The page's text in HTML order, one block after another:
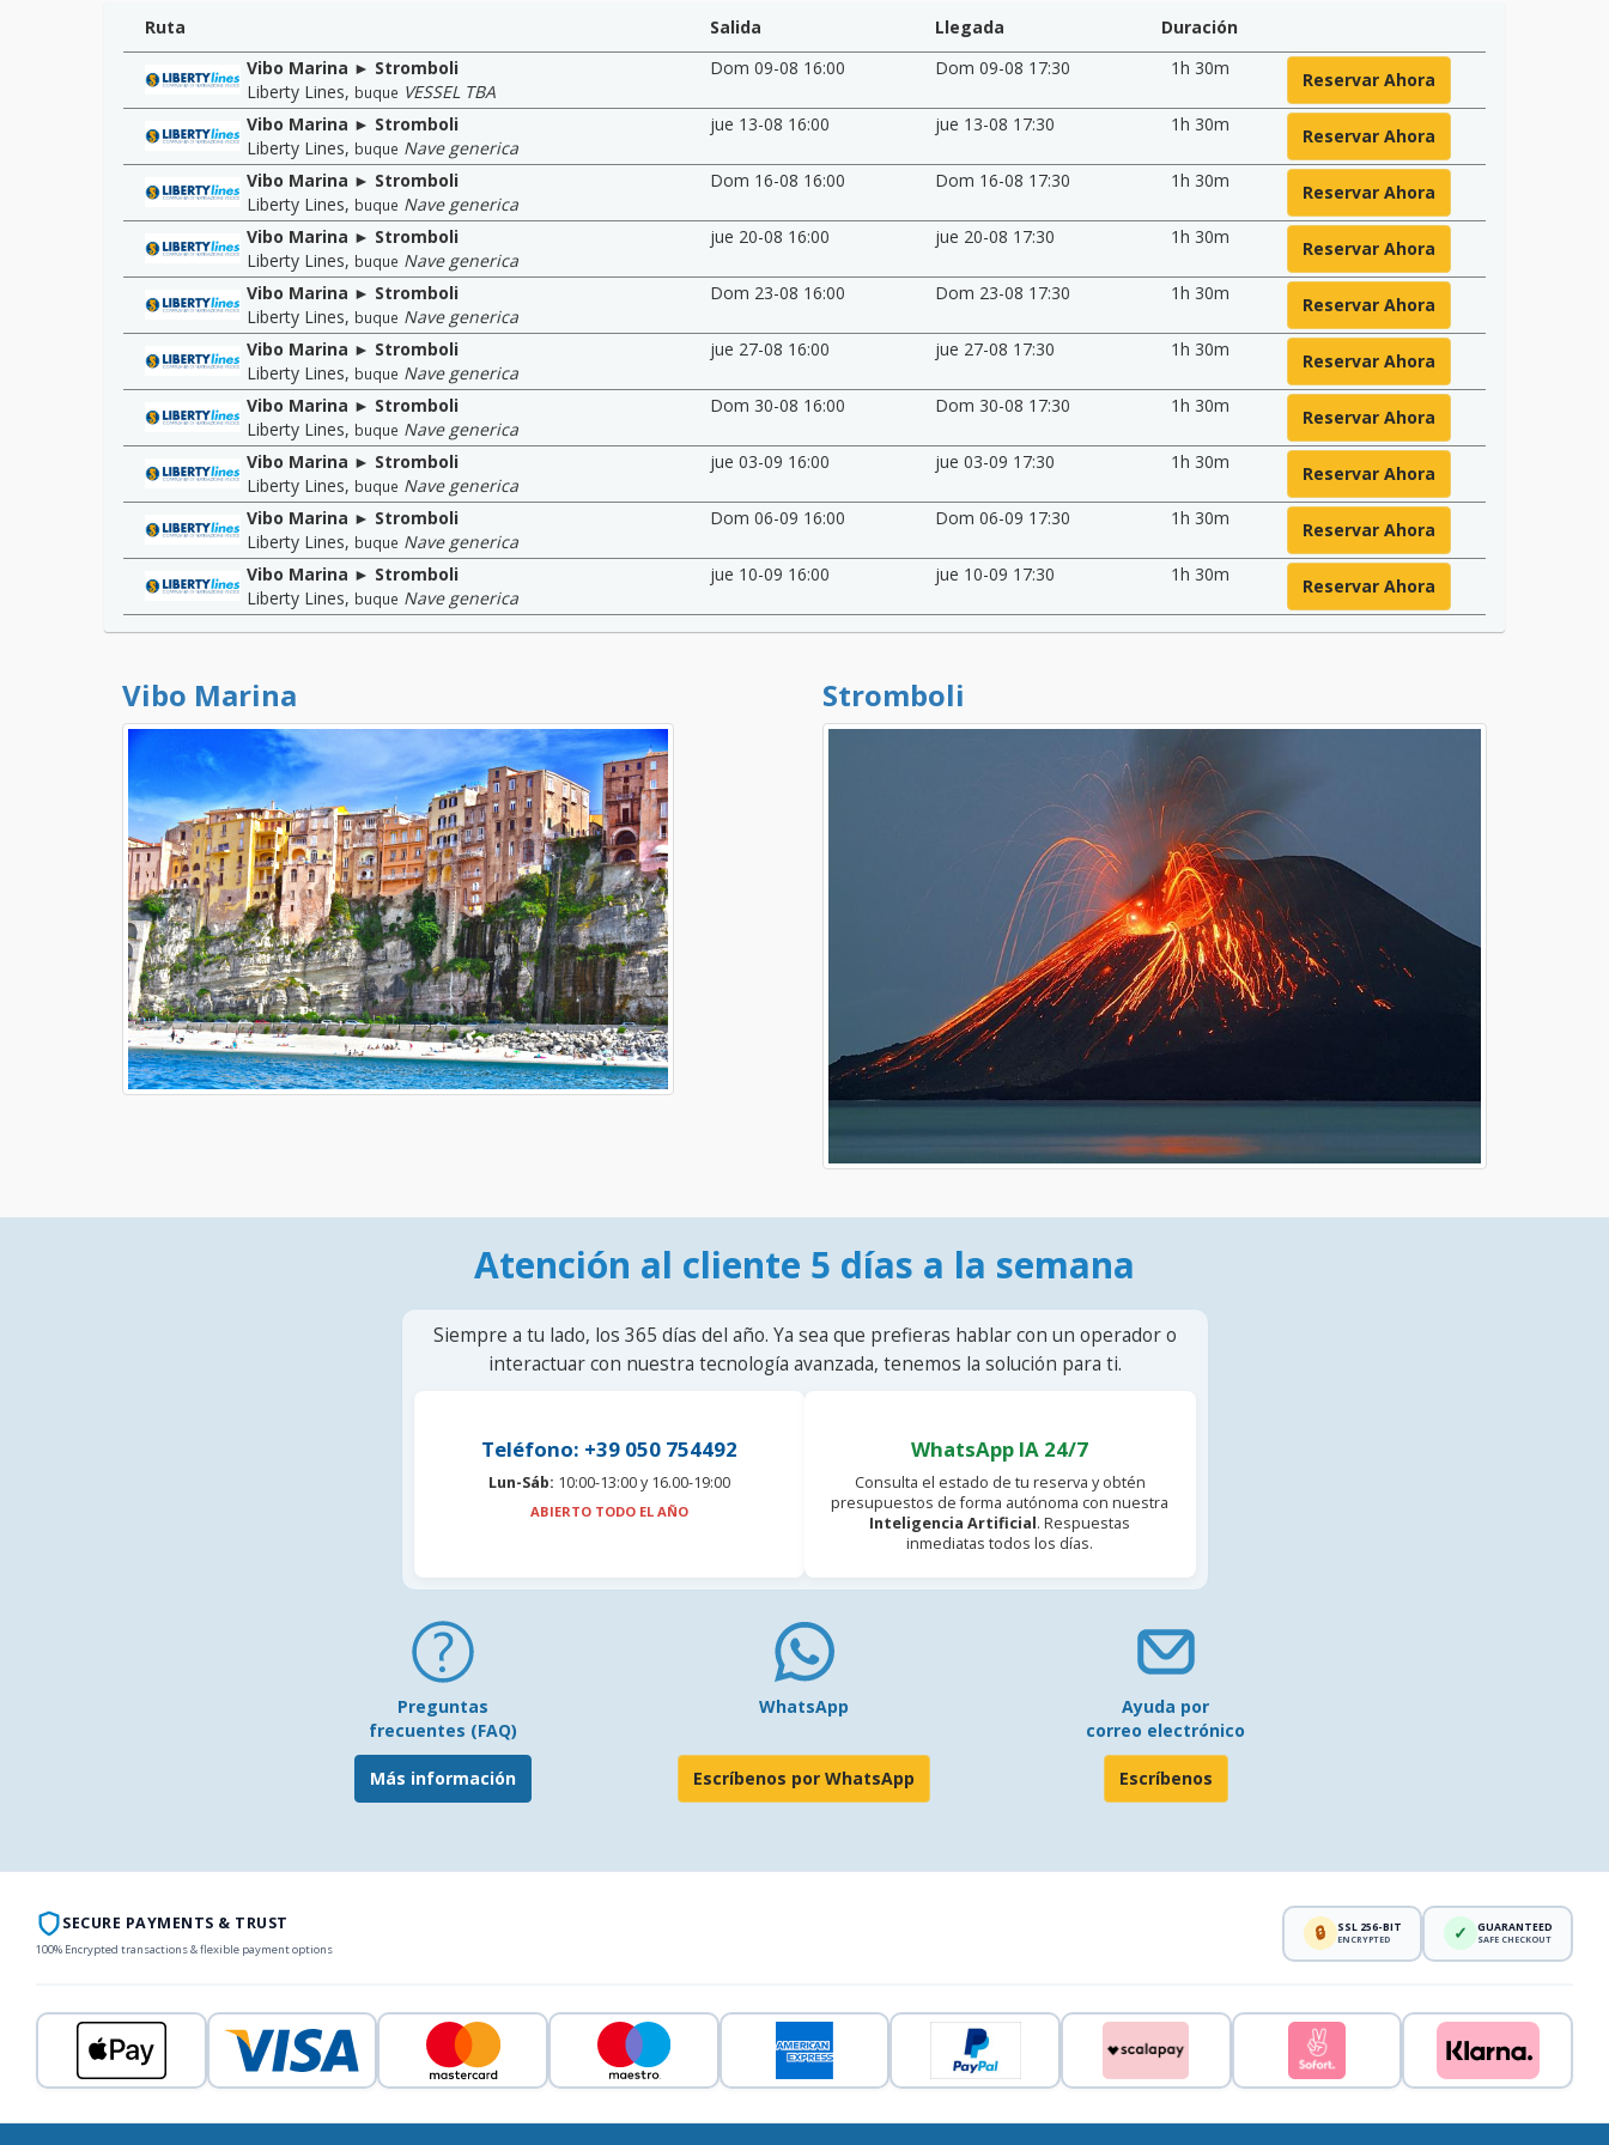
Ruta Salida Llegada
Duración
Vibo Marina ► Stromboli
Liberty Lines, buque VESSEL TBA
Dom 09-08 16:00 Dom 09-08 17:30 1h 30m
Reservar Ahora
Vibo Marina ► Stromboli
Liberty Lines, buque Nave generica
jue 13-08 16:00 jue 13-08 17:30 1h 30m
Reservar Ahora
Vibo Marina ► Stromboli
Liberty Lines, buque Nave generica
Dom 16-08 16:00 Dom 16-08 17:30 1h 30m
Reservar Ahora
Vibo Marina ► Stromboli
Liberty Lines, buque Nave generica
jue 20-08 16:00 jue 20-08 17:30 1h 30m
Reservar Ahora
Vibo Marina ► Stromboli
Liberty Lines, buque Nave generica
Dom 23-08 16:00 Dom 23-08 17:30 1h 30m
Reservar Ahora
Vibo Marina ► Stromboli
Liberty Lines, buque Nave generica
jue 27-08 16:00 jue 27-08 17:30 1h 30m
Reservar Ahora
Vibo Marina ► Stromboli
Liberty Lines, buque Nave generica
Dom 30-08 16:00 Dom 30-08 17:30 1h 30m
Reservar Ahora
Vibo Marina ► Stromboli
Liberty Lines, buque Nave generica
jue 03-09 16:00 jue 03-09 17:30 1h 30m
Reservar Ahora
Vibo Marina ► Stromboli
Liberty Lines, buque Nave generica
Dom 06-09 16:00 Dom 06-09 17:30 1h 30m
Reservar Ahora
Vibo Marina ► Stromboli
Liberty Lines, buque Nave generica
jue 10-09 16:00 jue 10-09 17:30 1h 30m
Reservar Ahora
Vibo Marina Stromboli
Atención al cliente 5 días a la semana
Siempre a tu lado, los 365 días del año. Ya sea que prefieras hablar con un operador o
interactuar con nuestra tecnología avanzada, tenemos la solución para ti.
Teléfono: +39 050 754492
Lun-Sáb: 10:00-13:00 y 16.00-19:00
ABIERTO TODO EL AÑO
WhatsApp IA 24/7
Consulta el estado de tu reserva y obtén
presupuestos de forma autónoma con nuestra
Inteligencia Artificial. Respuestas
inmediatas todos los días.
Preguntas
frecuentes (FAQ)
Más información
WhatsApp
Escríbenos por WhatsApp
Ayuda por
correo electrónico
Escríbenos
SECURE PAYMENTS & TRUST
100% Encrypted transactions & flexible payment options
🔒 SSL 256-BIT
ENCRYPTED ✓ GUARANTEED
SAFE CHECKOUT